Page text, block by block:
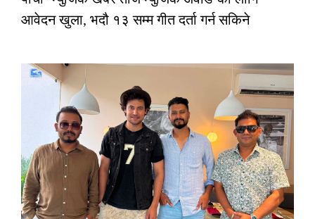
आवेदन खुला, भदौ १३ सम्म गीत दर्ता गर्न सकिने